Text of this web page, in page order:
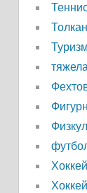
Туризм
Хоккей